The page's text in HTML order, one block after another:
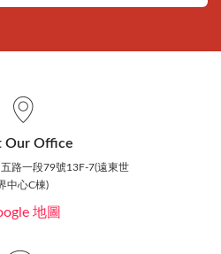
Our Office
路一段79號13F-7(遠東世
中心C棟)
地圖